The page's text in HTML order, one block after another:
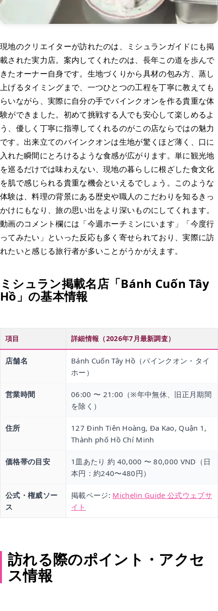
現地のクリエイターが訪れたのは、ミシュランガイドにも掲
載された実力店。案内してくれたのは、長年この道を歩んで
きたオーナー自身です。生地づくりから具材の包み方、蒸し
上げるタイミングまで、一つひとつの工程を丁寧に教えても
らいながら、実際に自分の手でバインクオンを作る貴重な体
験ができました。初めて挑戦する人でも安心して楽しめるよ
う、優しく丁寧に指導してくれるのがこの店ならではの魅力
です。出来立てのバインクオンは生地が驚くほど薄く、口に
入れた瞬間にとろけるような食感が広がります。単に観光地
を巡るだけでは味わえない、現地の暮らしに根ざした食文化
を肌で感じられる貴重な機会といえるでしょう。このような
体験は、料理の背景にある歴史や職人のこだわりを知るきっ
かけにもなり、旅の思い出をより深いものにしてくれます。
動画のコメント欄には「今週ホーチミンにいます」「今度行
ってみたい」といった反応も多く寄せられており、実際に訪
れたいと感じる旅行者が多いことがうかがえます。
ミシュラン掲載名店「Bánh Cuốn Tây
Hồ」の基本情報
項目 詳細情報（2026年7月最新調査）
店舗名
Bánh Cuốn Tây Hồ（バインクオン・タイ
ホー）
営業時間
06:00 〜 21:00（※年中無休、旧正月期間
を除く）
住所
127 Đinh Tiên Hoàng, Đa Kao, Quận 1,
Thành phố Hồ Chí Minh
価格帯の目安
1皿あたり 約 40,000 〜 80,000 VND（日
本円：約240〜480円）
公式・権威ソー
ス
掲載ページ: Michelin Guide 公式ウェブサ
イト
訪れる際のポイント・アクセ
ス情報